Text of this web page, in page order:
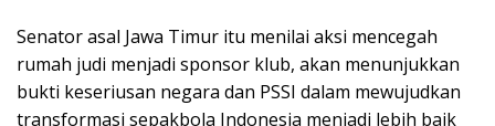
Senator asal Jawa Timur itu menilai aksi mencegah
rumah judi menjadi sponsor klub, akan menunjukkan
bukti keseriusan negara dan PSSI dalam mewujudkan
transformasi sepakbola Indonesia menjadi lebih baik